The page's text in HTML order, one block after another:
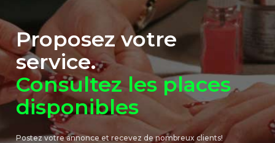
Proposez votre
service.
Consultez les places
disponibles
Postez votre annonce et recevez de nombreux clients!